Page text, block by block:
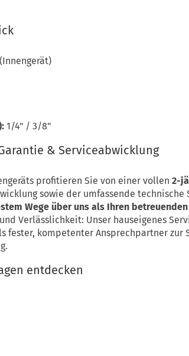
1/4" / 3/8"
& Serviceabwicklung
profitieren Sie von einer vollen 2-
sowie der umfassende
Wege über uns als Ihren
Verlässlichkeit: Unser hauseigenes
fester, kompetenter Ansprechpartner
entdecken